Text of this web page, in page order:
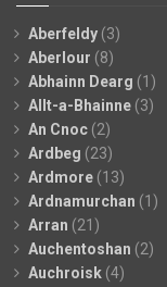
Aberfeldy (3)
Aberlour (8)
Abhainn Dearg (1)
Allt-a-Bhainne (3)
An Cnoc (2)
Ardbeg (23)
Ardmore (13)
Ardnamurchan (1)
Arran (21)
Auchentoshan (2)
Auchroisk (4)